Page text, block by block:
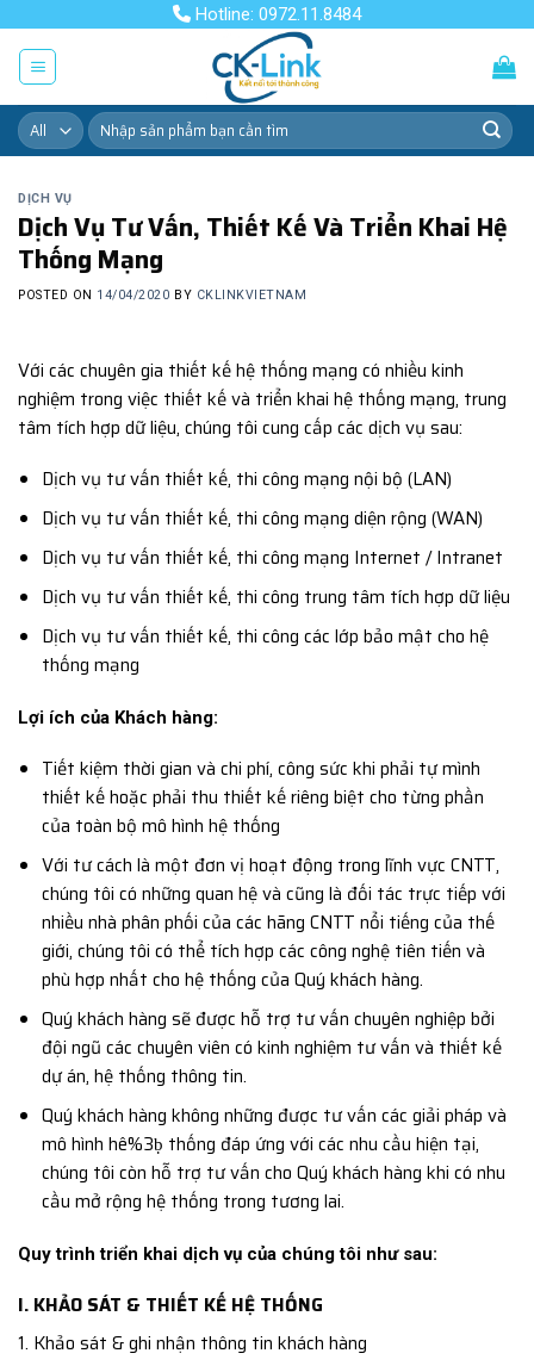
content
Hotline: 0972.11.8484
Tìm
kiếm:
DỊCH VỤ
Dịch Vụ Tư Vấn, Thiết Kế Và Triển Khai Hệ
Thống Mạng
POSTED ON 14/04/2020 BY CKLINKVIETNAM
Với các chuyên gia thiết kế hệ thống mạng có nhiều kinh
nghiệm trong việc thiết kế và triển khai hệ thống mạng, trung
tâm tích hợp dữ liệu, chúng tôi cung cấp các dịch vụ sau:
Dịch vụ tư vấn thiết kế, thi công mạng nội bộ (LAN)
Dịch vụ tư vấn thiết kế, thi công mạng diện rộng (WAN)
Dịch vụ tư vấn thiết kế, thi công mạng Internet / Intranet
Dịch vụ tư vấn thiết kế, thi công trung tâm tích hợp dữ liệu
Dịch vụ tư vấn thiết kế, thi công các lớp bảo mật cho hệ
thống mạng
Lợi ích của Khách hàng:
Tiết kiệm thời gian và chi phí, công sức khi phải tự mình
thiết kế hoặc phải thu thiết kế riêng biệt cho từng phần
của toàn bộ mô hình hệ thống
Với tư cách là một đơn vị hoạt động trong lĩnh vực CNTT,
chúng tôi có những quan hệ và cũng là đối tác trực tiếp với
nhiều nhà phân phối của các hãng CNTT nổi tiếng của thế
giới, chúng tôi có thể tích hợp các công nghệ tiên tiến và
phù hợp nhất cho hệ thống của Quý khách hàng.
Quý khách hàng sẽ được hỗ trợ tư vấn chuyên nghiệp bởi
đội ngũ các chuyên viên có kinh nghiệm tư vấn và thiết kế
dự án, hệ thống thông tin.
Quý khách hàng không những được tư vấn các giải pháp và
mô hình hê%3ḅ thống đáp ứng với các nhu cầu hiện tại,
chúng tôi còn hỗ trợ tư vấn cho Quý khách hàng khi có nhu
cầu mở rộng hệ thống trong tương lai.
Quy trình triển khai dịch vụ của chúng tôi như sau:
I. KHẢO SÁT & THIẾT KẾ HỆ THỐNG
1. Khảo sát & ghi nhận thông tin khách hàng